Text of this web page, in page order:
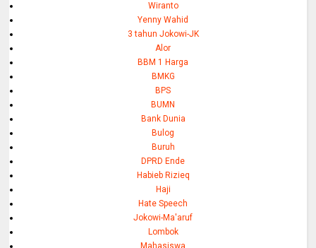
Wiranto
Yenny Wahid
3 tahun Jokowi-JK
Alor
BBM 1 Harga
BMKG
BPS
BUMN
Bank Dunia
Bulog
Buruh
DPRD Ende
Habieb Rizieq
Haji
Hate Speech
Jokowi-Ma'aruf
Lombok